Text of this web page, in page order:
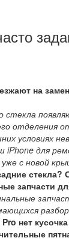
на
стекла
отделения
условиях
для
с новой
запчасти
нет